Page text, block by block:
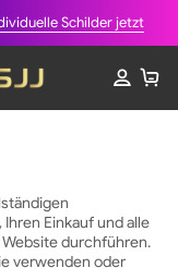
Schilder jetzt
Einkauf und alle
durchführen.
verwenden oder